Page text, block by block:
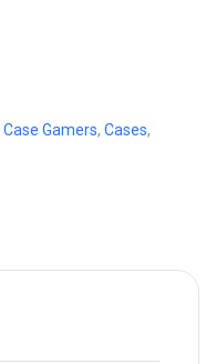
Case Gamers, Cases,